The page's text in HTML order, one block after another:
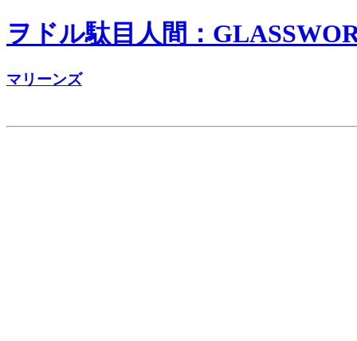
ヲドル駄目人間：
マリーンズ